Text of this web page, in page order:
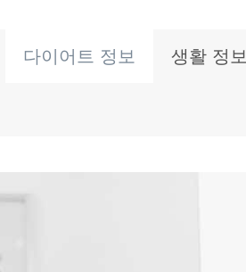
다이어트 정보 생활 정보